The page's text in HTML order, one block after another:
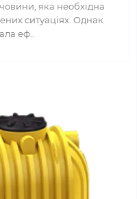
яка необхідна
ситуаціях. Однак
еф..